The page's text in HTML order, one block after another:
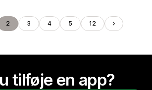
2 3 4 5 12
tilføje en app?